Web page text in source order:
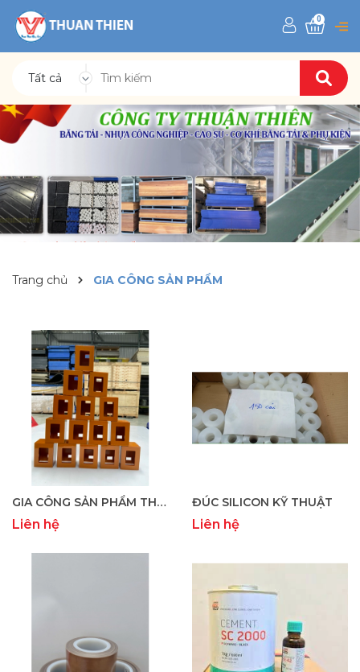
Tất cả
0
Trang chủ GIA CÔNG SẢN PHẨM
GIA CÔNG SẢN PHẨM THEO YÊU CẦU
Liên hệ
ĐÚC SILICON KỸ THUẬT
Liên hệ